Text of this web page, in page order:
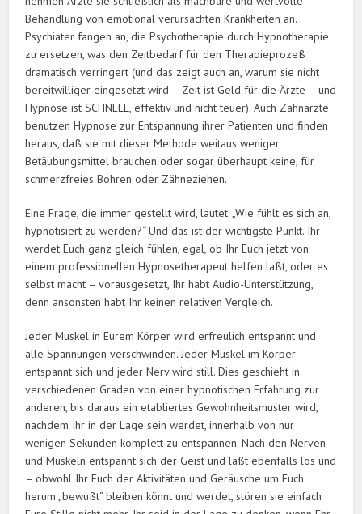
Behandlung von emotional verursachten Krankheiten an.
Psychiater fangen an, die Psychotherapie durch Hypnotherapie
zu ersetzen, was den Zeitbedarf für den Therapieprozeß
dramatisch verringert (und das zeigt auch an, warum sie nicht
bereitwilliger eingesetzt wird – Zeit ist Geld für die Ärzte – und
Hypnose ist SCHNELL, effektiv und nicht teuer). Auch Zahnärzte
benutzen Hypnose zur Entspannung ihrer Patienten und finden
heraus, daß sie mit dieser Methode weitaus weniger
Betäubungsmittel brauchen oder sogar überhaupt keine, für
schmerzfreies Bohren oder Zähneziehen.
Eine Frage, die immer gestellt wird, lautet: „Wie fühlt es sich an,
hypnotisiert zu werden?“ Und das ist der wichtigste Punkt. Ihr
werdet Euch ganz gleich fühlen, egal, ob Ihr Euch jetzt von
einem professionellen Hypnosetherapeut helfen laßt, oder es
selbst macht – vorausgesetzt, Ihr habt Audio-Unterstützung,
denn ansonsten habt Ihr keinen relativen Vergleich.
Jeder Muskel in Eurem Körper wird erfreulich entspannt und
alle Spannungen verschwinden. Jeder Muskel im Körper
entspannt sich und jeder Nerv wird still. Dies geschieht in
verschiedenen Graden von einer hypnotischen Erfahrung zur
anderen, bis daraus ein etabliertes Gewohnheitsmuster wird,
nachdem Ihr in der Lage sein werdet, innerhalb von nur
wenigen Sekunden komplett zu entspannen. Nach den Nerven
und Muskeln entspannt sich der Geist und läßt ebenfalls los und
– obwohl Ihr Euch der Aktivitäten und Geräusche um Euch
herum „bewußt“ bleiben könnt und werdet, stören sie einfach